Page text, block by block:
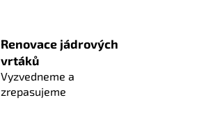
Renovace jádrových
vrtáků
Vyzvedneme a
zrepasujeme